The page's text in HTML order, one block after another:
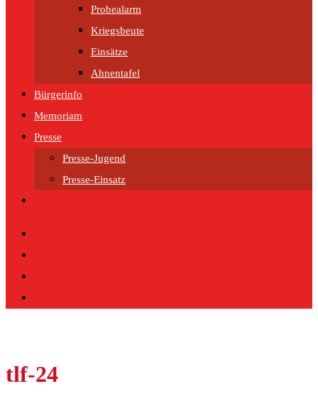
Probealarm
Kriegsbeute
Einsätze
Ahnentafel
Bürgerinfo
Memoriam
Presse
Presse-Jugend
Presse-Einsatz
tlf-24